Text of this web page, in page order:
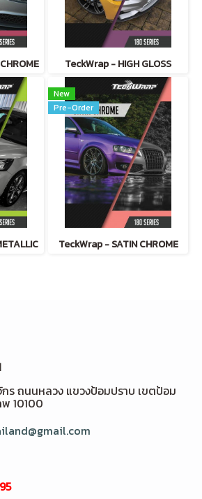
TeckWrap - HIGH GLOSS
New
Pre-Order
TeckWrap - SATIN CHROME
กร ถนนหลวง แขวงป้อมปราบ เขตป้อม
10100